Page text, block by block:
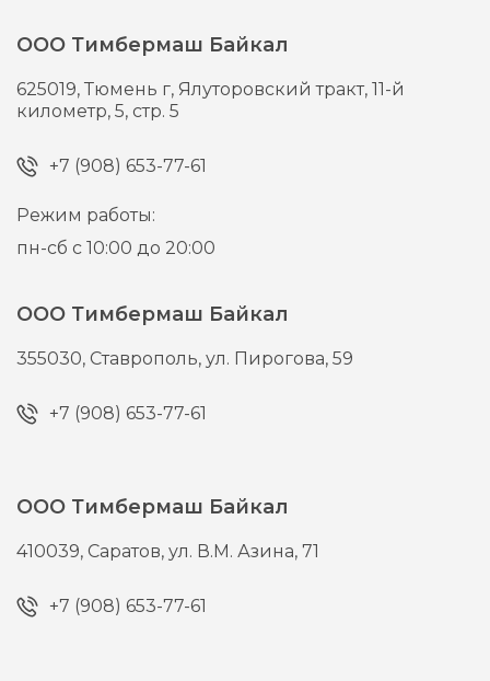
ООО Тимбермаш Байкал
625019,Тюмень г, Ялуторовский тракт, 11-й
километр, 5, стр. 5
+7 (908) 653-77-61
Режим работы:
пн-сб с 10:00 до 20:00
ООО Тимбермаш Байкал
355030, Ставрополь,ул. Пирогова, 59
+7 (908) 653-77-61
ООО Тимбермаш Байкал
410039, Саратов,ул. В.М. Азина, 71
+7 (908) 653-77-61